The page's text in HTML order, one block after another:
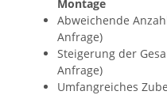
Montage
Abweichende
Anfrage)
Steigerung der
Anfrage)
Umfangreiches